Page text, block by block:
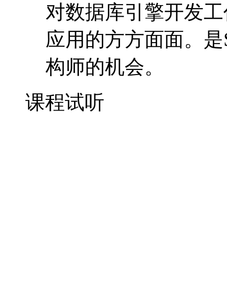
对数据库引擎开发
应用的方方面面。
构师的机会。
课程试听